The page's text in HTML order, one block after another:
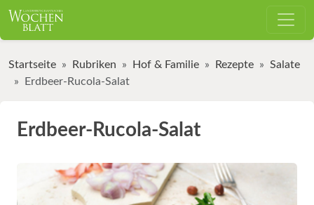
Startseite Rubriken Hof & Familie Rezepte
Salate
Erdbeer-Rucola-Salat
Erdbeer-Rucola-Salat